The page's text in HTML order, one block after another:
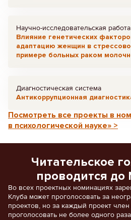
Научно-исследовательская работа
Влияние генетических
адаптацию женщин в
примере больных раком
Диагностическая система
Антикоррупционная
Посмотреть все проекты в
в психологической науке» >
Читательское
проводится до
Во всех проектных номинациях
Клуба может проголосовать за
проектов, но за каждый проект
проголосовать не более одного